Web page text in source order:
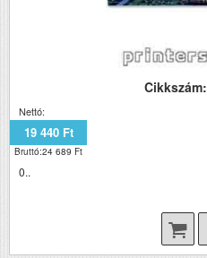
Cikkszám:
Nettó:
19 440 Ft
Bruttó:24 689 Ft
0..